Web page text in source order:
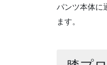
パンツ本体に
ます。